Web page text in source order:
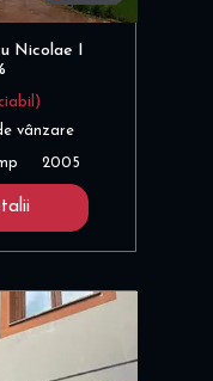
Nicolae I
vânzare
2005